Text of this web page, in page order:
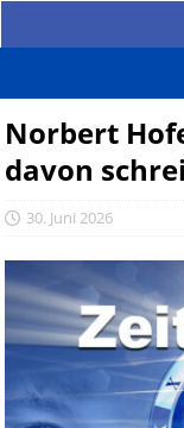
Norbert
davon
30. Juni 2026